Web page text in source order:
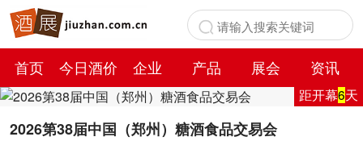
首页 今日酒价 企业 产品 展会
资讯
百科
距开幕6天
2026第38届中国（郑州）糖酒食品交易会